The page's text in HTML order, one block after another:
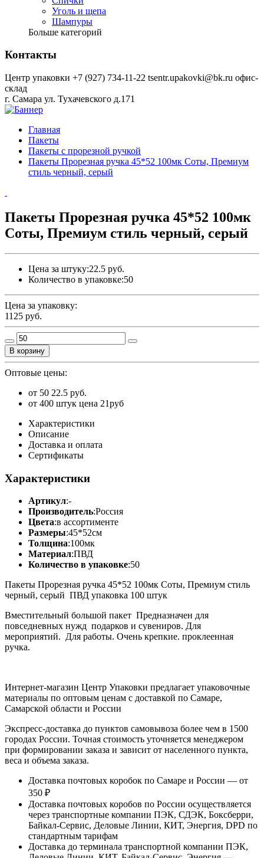
Уголь и щепа
Шампуры
Больше категорий
Контакты
Центр упаковки +7 (927) 734-11-22 tsentr.upakovki@bk.ru офис-
склад
г. Самара ул. Тухачевского д.171
Главная
Пакеты
Пакеты с прорезной ручкой
Пакеты Прорезная ручка 45*52 100мк Соты, Премиум
стиль черный, серый
Пакеты Прорезная ручка 45*52 100мк
Соты, Премиум стиль черный, серый
Цена за штуку:22.5 руб.
Количество в упаковке:50
Цена за упаковку:
1125 руб.
В корзину
Оптовые цены:
от 50 22.5 руб.
от 400 штук цена 21руб
Характеристики
Описание
Доставка и оплата
Сертификаты
Характеристики
Артикул:-
Производитель:Россия
Цвета:в ассортименте
Размеры:45*52см
Толщина:100мк
Материал:ПВД
Количество в упаковке:50
Пакеты Прорезная ручка 45*52 100мк Соты, Премиум стиль
черный, серый ПВД упаковка 100 штук
Вместительный большой пакет Предназначен для
повседневных нужд подарков и сувениров. Для
мероприятий. Для работы. Очень крепкие. проклеенная
ручка.
Интернет-магазин Центр Упаковки предлагает упаковочные
материалы по оптовым ценам с доставкой по Самаре,
Самарской области и России
Экспресс-доставка до пунктов самовывоза более чем в 1500
городах России. Точная стоимость уточняется менеджером
при формировании заказа и зависит от населенного пункта,
веса и объема заказа.
Доставка почтовых коробок по Самаре и России — от
350 ₽
Доставка почтовых коробов по России осуществляется
через транспортные компании ПЭК, СДЭК, Боксберри,
Байкал-Сервис, Деловые Линии, КИТ, Энергия, DPD по
стандартным тарифам
Доставка до терминала транспортной компании ПЭК,